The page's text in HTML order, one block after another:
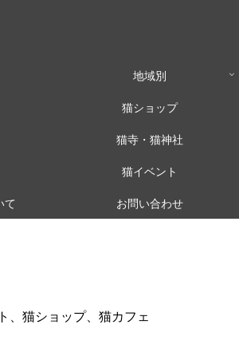
地域別
猫ショップ
猫寺・猫神社
猫イベント
て
お問い合わせ
、猫ショップ、猫カフェ